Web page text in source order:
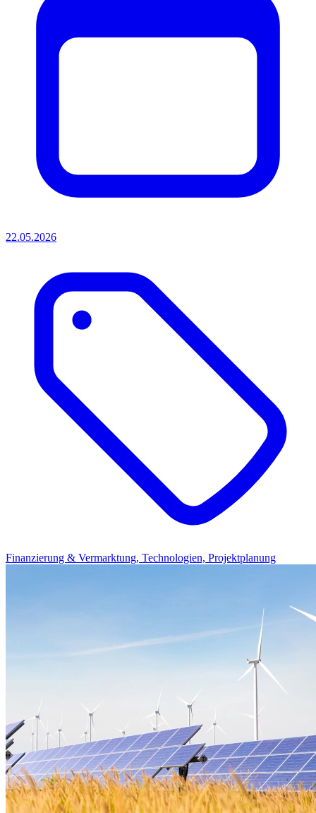
22.05.2026
Finanzierung & Vermarktung, Technologien, Projektplanung